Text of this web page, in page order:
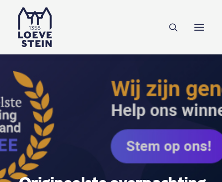
Ontdek Loevestein
Plan je bezoek
Onderwijs
Feesten & zakelijk
NL
Steun ons